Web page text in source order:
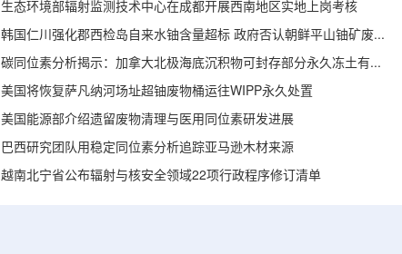
生态环境部辐射监测技术中心在成都开展西南地区实地上岗考核
韩国仁川强化郡西检岛自来水铀含量超标 政府否认朝鲜平山铀矿废水影响
碳同位素分析揭示：加拿大北极海底沉积物可封存部分永久冻土有机碳
美国将恢复萨凡纳河场址超铀废物桶运往WIPP永久处置
美国能源部介绍遗留废物清理与医用同位素研发进展
巴西研究团队用稳定同位素分析追踪亚马逊木材来源
越南北宁省公布辐射与核安全领域22项行政程序修订清单